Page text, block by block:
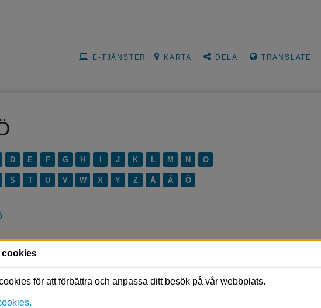
E-TJÄNSTER KARTA DELA TRANSLATE
D E F G H J K L M N O
S T U V W X Y Z Å Ä Ö
och cykelvägar
cookies
för att förbättra och anpassa ditt besök på vår webbplats.